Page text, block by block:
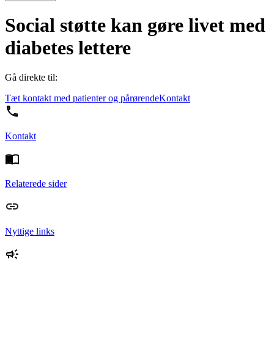
Social støtte kan gøre livet med
diabetes lettere
Gå direkte til:
Tæt kontakt med patienter og pårørendeKontakt
Kontakt
Relaterede sider
Nyttige links